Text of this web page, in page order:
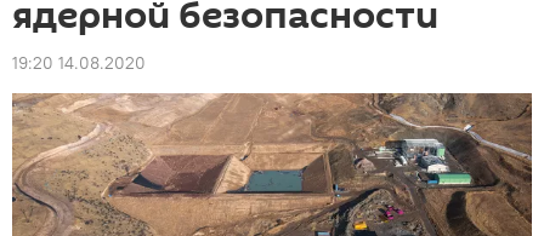
ядерной безопасности
19:20 14.08.2020